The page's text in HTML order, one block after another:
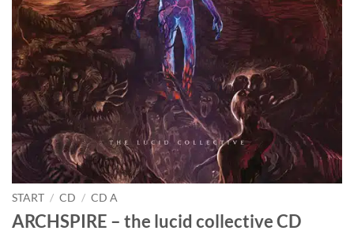
START / CD / CD A
ARCHSPIRE – the lucid collective CD